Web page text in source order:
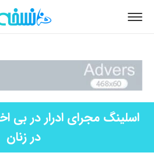
اسلینگ مجرای ادرار در بی
در زنان